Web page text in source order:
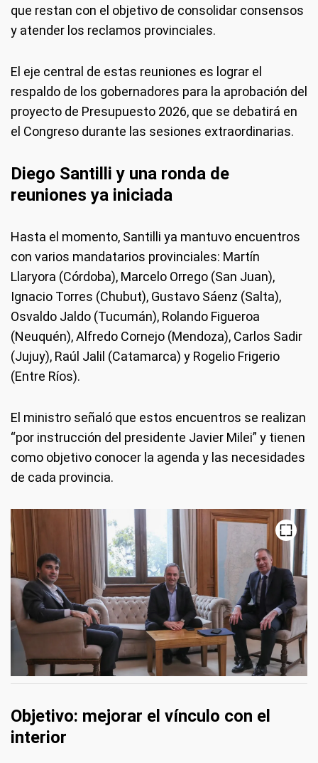
que restan con el objetivo de consolidar consensos
y atender los reclamos provinciales.
El eje central de estas reuniones es lograr el
respaldo de los gobernadores para la aprobación del
proyecto de Presupuesto 2026, que se debatirá en
el Congreso durante las sesiones extraordinarias.
Diego Santilli y una ronda de
reuniones ya iniciada
Hasta el momento, Santilli ya mantuvo encuentros
con varios mandatarios provinciales: Martín
Llaryora (Córdoba), Marcelo Orrego (San Juan),
Ignacio Torres (Chubut), Gustavo Sáenz (Salta),
Osvaldo Jaldo (Tucumán), Rolando Figueroa
(Neuquén), Alfredo Cornejo (Mendoza), Carlos Sadir
(Jujuy), Raúl Jalil (Catamarca) y Rogelio Frigerio
(Entre Ríos).
El ministro señaló que estos encuentros se realizan
“por instrucción del presidente Javier Milei” y tienen
como objetivo conocer la agenda y las necesidades
de cada provincia.
Objetivo: mejorar el vínculo con el
interior